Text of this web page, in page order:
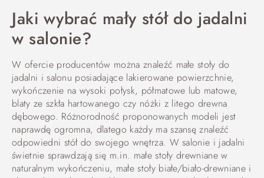
Jaki wybrać mały stół do jadalni
w salonie?
W ofercie producentów można znaleźć małe stoły do
jadalni i salonu posiadające lakierowane powierzchnie,
wykończenie na wysoki połysk, półmatowe lub matowe,
blaty ze szkła hartowanego czy nóżki z litego drewna
dębowego. Różnorodność proponowanych modeli jest
naprawdę ogromna, dlatego każdy ma szansę znaleźć
odpowiedni stół do swojego wnętrza. W salonie i jadalni
świetnie sprawdzają się m.in. małe stoły drewniane w
naturalnym wykończeniu, małe stoły białe/biało-drewniane i